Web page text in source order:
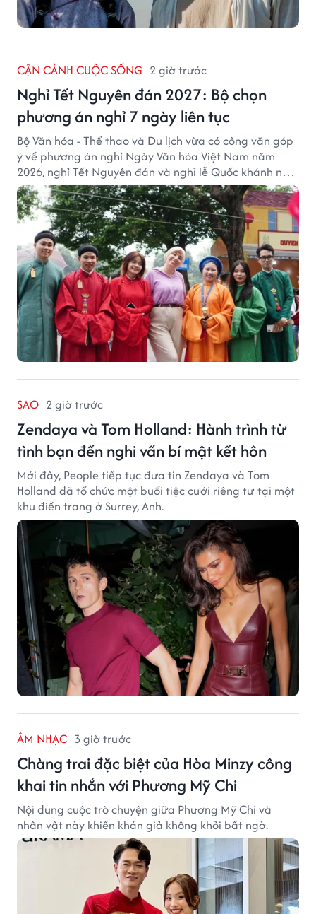
CẬN CẢNH CUỘC SỐNG 2 giờ trước
Nghỉ Tết Nguyên đán 2027: Bộ chọn
phương án nghỉ 7 ngày liên tục
Bộ Văn hóa - Thể thao và Du lịch vừa có công văn góp
ý về phương án nghỉ Ngày Văn hóa Việt Nam năm
2026, nghỉ Tết Nguyên đán và nghỉ lễ Quốc khánh năm
2027.
SAO 2 giờ trước
Zendaya và Tom Holland: Hành trình từ
tình bạn đến nghi vấn bí mật kết hôn
Mới đây, People tiếp tục đưa tin Zendaya và Tom
Holland đã tổ chức một buổi tiệc cưới riêng tư tại một
khu điền trang ở Surrey, Anh.
ÂM NHẠC 3 giờ trước
Chàng trai đặc biệt của Hòa Minzy công
khai tin nhắn với Phương Mỹ Chi
Nội dung cuộc trò chuyện giữa Phương Mỹ Chi và
nhân vật này khiến khán giả không khỏi bất ngờ.